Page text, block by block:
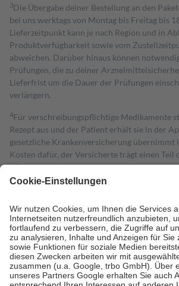
3Die Übergabe deiner Bestellung an den
bei uns werktags von Montag bis Freitag bis
Lieferzeitpunkt kann je nach Region und in
Produktverfügbarkeit sowie vom
abweichen. Darüber hinaus können
Prüfungen, die zu deiner
Lieferfrist um die Dauer der Prüfungen
verlängern.
4Für verschreibungspflichtige Medikamente
Rezept aus und der Patient erhält sie in der
gesetzliche Krankenversicherung übernimmt
Kosten dafür, der Versicherte trägt einen Teil
mit.
Grundsätzlich leisten Mitglieder Zuzahlungen
höchstens zehn Euro.
Es sind jedoch nie mehr
Kosten der Leistung zu entrichten.
Diese Regeln gelten grundsätzlich auch für
Bei Heilmitteln und häuslicher
Zuzahlung zehn Prozent der Kosten sowie
Verordnung.
Um das Engagement der Versicherten für ihre